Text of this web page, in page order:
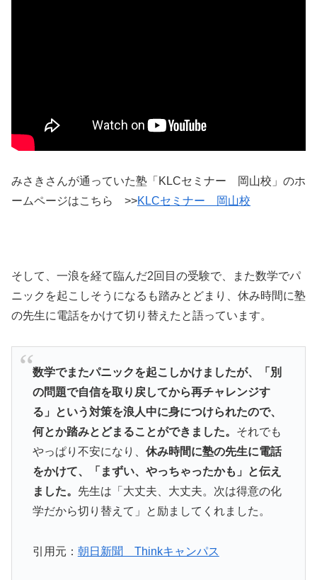
みさきさんが通っていた塾「KLCセミナー 岡山校」のホ
ームページはこちら >>KLCセミナー 岡山校
そして、一浪を経て臨んだ2回目の受験で、また数学でパ
ニックを起こしそうになるも踏みとどまり、休み時間に塾
の先生に電話をかけて切り替えたと語っています。
数学でまたパニックを起こしかけましたが、「別
の問題で自信を取り戻してから再チャレンジす
る」という対策を浪人中に身につけられたので、
何とか踏みとどまることができました。 それでも
やっぱり不安になり、 休み時間に塾の先生に電話
をかけて、「まずい、やっちゃったかも」と伝え
ました。 先生は「大丈夫、大丈夫。次は得意の化
学だから切り替えて」と励ましてくれました。
引用元： 朝日新聞 Thinkキャンパス